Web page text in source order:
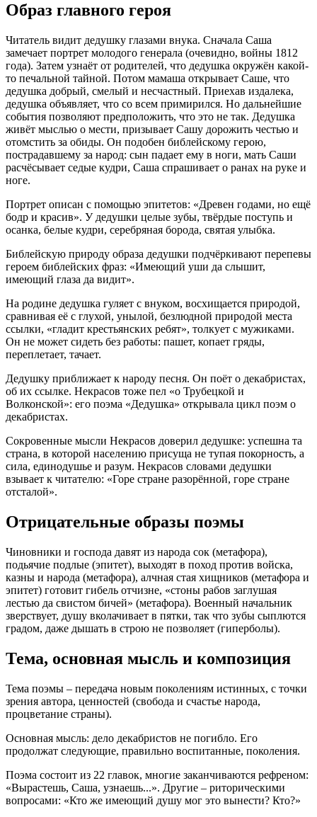
Образ главного героя
Читатель видит дедушку глазами внука. Сначала Саша
замечает портрет молодого генерала (очевидно, войны 1812
года). Затем узнаёт от родителей, что дедушка окружён какой-
то печальной тайной. Потом мамаша открывает Саше, что
дедушка добрый, смелый и несчастный. Приехав издалека,
дедушка объявляет, что со всем примирился. Но дальнейшие
события позволяют предположить, что это не так. Дедушка
живёт мыслью о мести, призывает Сашу дорожить честью и
отомстить за обиды. Он подобен библейскому герою,
пострадавшему за народ: сын падает ему в ноги, мать Саши
расчёсывает седые кудри, Саша спрашивает о ранах на руке и
ноге.
Портрет описан с помощью эпитетов: «Древен годами, но ещё
бодр и красив». У дедушки целые зубы, твёрдые поступь и
осанка, белые кудри, серебряная борода, святая улыбка.
Библейскую природу образа дедушки подчёркивают перепевы
героем библейских фраз: «Имеющий уши да слышит,
имеющий глаза да видит».
На родине дедушка гуляет с внуком, восхищается природой,
сравнивая её с глухой, унылой, безлюдной природой места
ссылки, «гладит крестьянских ребят», толкует с мужиками.
Он не может сидеть без работы: пашет, копает гряды,
переплетает, тачает.
Дедушку приближает к народу песня. Он поёт о декабристах,
об их ссылке. Некрасов тоже пел «о Трубецкой и
Волконской»: его поэма «Дедушка» открывала цикл поэм о
декабристах.
Сокровенные мысли Некрасов доверил дедушке: успешна та
страна, в которой населению присуща не тупая покорность, а
сила, единодушье и разум. Некрасов словами дедушки
взывает к читателю: «Горе стране разорённой, горе стране
отсталой».
Отрицательные образы поэмы
Чиновники и господа давят из народа сок (метафора),
подьячие подлые (эпитет), выходят в поход против войска,
казны и народа (метафора), алчная стая хищников (метафора и
эпитет) готовит гибель отчизне, «стоны рабов заглушая
лестью да свистом бичей» (метафора). Военный начальник
зверствует, душу вколачивает в пятки, так что зубы сыплются
градом, даже дышать в строю не позволяет (гиперболы).
Тема, основная мысль и композиция
Тема поэмы – передача новым поколениям истинных, с точки
зрения автора, ценностей (свобода и счастье народа,
процветание страны).
Основная мысль: дело декабристов не погибло. Его
продолжат следующие, правильно воспитанные, поколения.
Поэма состоит из 22 главок, многие заканчиваются рефреном:
«Вырастешь, Саша, узнаешь...». Другие – риторическими
вопросами: «Кто же имеющий душу мог это вынести? Кто?»